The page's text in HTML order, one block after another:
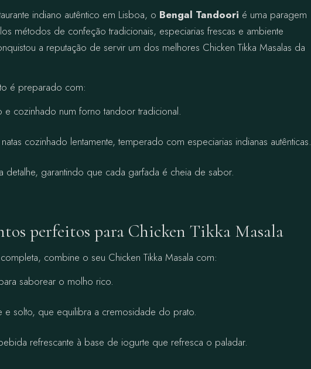
indiano autêntico em Lisboa, o Bengal Tandoori é uma paragem
métodos de confeção tradicionais, especiarias frescas e ambiente
a reputação de servir um dos melhores Chicken Tikka Masalas da
é preparado com:
e cozinhado num forno tandoor tradicional.
cozinhado lentamente, temperado com especiarias indianas autênticas.
detalhe, garantindo que cada garfada é cheia de sabor.
perfeitos para Chicken Tikka Masala
combine o seu Chicken Tikka Masala com:
saborear o molho rico.
e solto, que equilibra a cremosidade do prato.
refrescante à base de iogurte que refresca o paladar.